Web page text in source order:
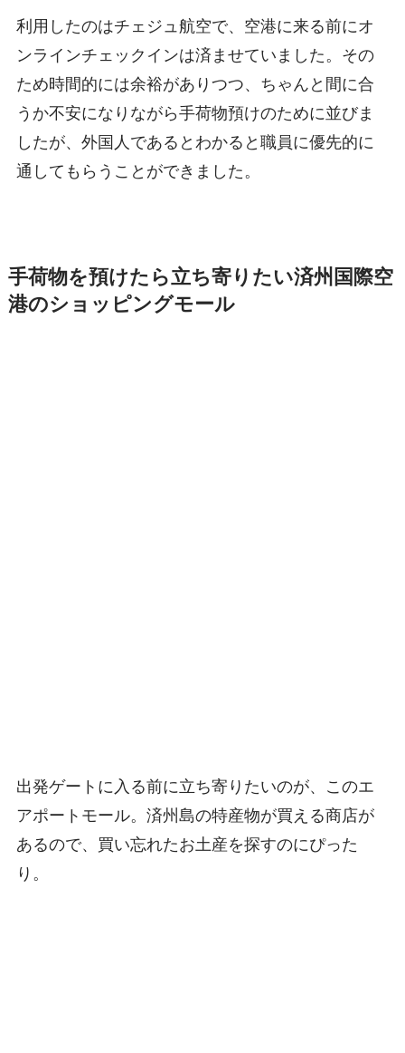
利用したのはチェジュ航空で、空港に来る前にオ
ンラインチェックインは済ませていました。その
ため時間的には余裕がありつつ、ちゃんと間に合
うか不安になりながら手荷物預けのために並びま
したが、外国人であるとわかると職員に優先的に
通してもらうことができました。
手荷物を預けたら立ち寄りたい済州国際空
港のショッピングモール
出発ゲートに入る前に立ち寄りたいのが、このエ
アポートモール。済州島の特産物が買える商店が
あるので、買い忘れたお土産を探すのにぴった
り。